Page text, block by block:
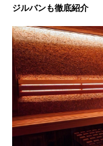
ジルバンも徹底紹介